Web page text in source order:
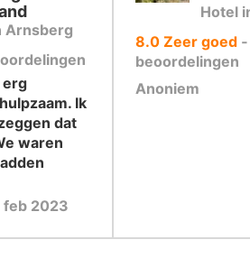
Arnsberg
erg
Ik
dat
waren
feb 2023
Hotel
8.0uit
10
Zeer goed ‐
beoordelingen
Anoniem